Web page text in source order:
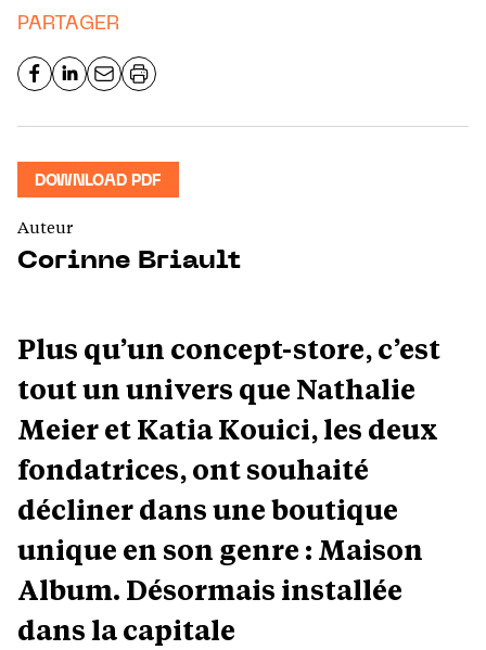
PARTAGER
DOWNLOAD PDF
Auteur
Corinne Briault
Plus qu’un concept-store, c’est
tout un univers que Nathalie
Meier et Katia Kouici, les deux
fondatrices, ont souhaité
décliner dans une boutique
unique en son genre : Maison
Album. Désormais installée
dans la capitale